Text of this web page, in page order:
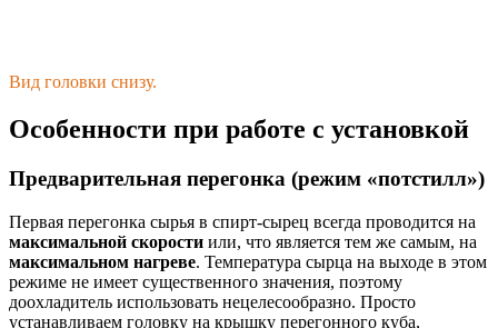
Вид головки снизу.
Особенности при работе с установкой
Предварительная перегонка (режим «потстилл»)
Первая перегонка сырья в спирт-сырец всегда проводится на
максимальной скорости или, что является тем же самым, на
максимальном нагреве. Температура сырца на выходе в этом
режиме не имеет существенного значения, поэтому
доохладитель использовать нецелесообразно. Просто
устанавливаем головку на крышку перегонного куба,